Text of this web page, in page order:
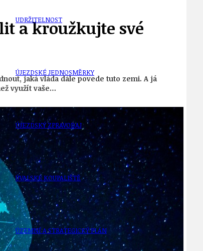
UDRŽITELNOST
ÚJEZDSKÉ JEDNOSMĚRKY
ÚJEZDSKÝ ZPRAVODAJ
ÚVALSKÉ KOUPALIŠTĚ
ÚZEMNÍ A STRATEGICKÝ PLÁN
a kroužkujte své
jaká vláda dále povede tuto zemi. A já
využít vaše…